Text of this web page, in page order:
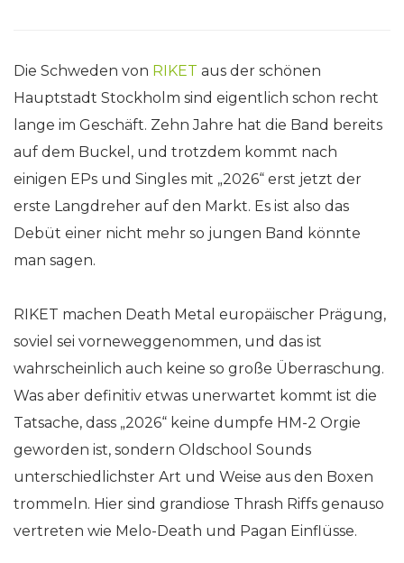
Die Schweden von RIKET aus der schönen
Hauptstadt Stockholm sind eigentlich schon recht
lange im Geschäft. Zehn Jahre hat die Band bereits
auf dem Buckel, und trotzdem kommt nach
einigen EPs und Singles mit „2026“ erst jetzt der
erste Langdreher auf den Markt. Es ist also das
Debüt einer nicht mehr so jungen Band könnte
man sagen.
RIKET machen Death Metal europäischer Prägung,
soviel sei vorneweggenommen, und das ist
wahrscheinlich auch keine so große Überraschung.
Was aber definitiv etwas unerwartet kommt ist die
Tatsache, dass „2026“ keine dumpfe HM-2 Orgie
geworden ist, sondern Oldschool Sounds
unterschiedlichster Art und Weise aus den Boxen
trommeln. Hier sind grandiose Thrash Riffs genauso
vertreten wie Melo-Death und Pagan Einflüsse.